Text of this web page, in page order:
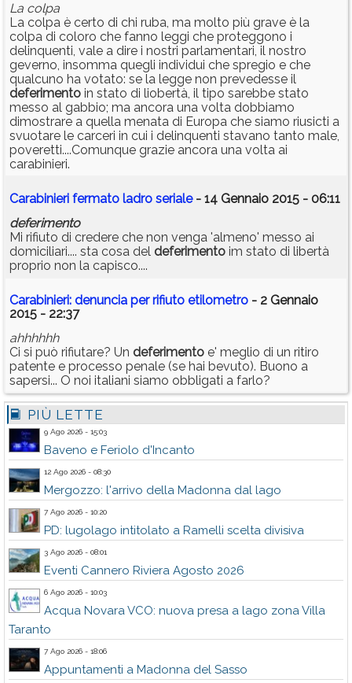
La colpa
La colpa è certo di chi ruba, ma molto più grave è la
colpa di coloro che fanno leggi che proteggono i
delinquenti, vale a dire i nostri parlamentari, il nostro
geverno, insomma quegli individui che spregio e che
qualcuno ha votato: se la legge non prevedesse il
deferimento in stato di liobertà, il tipo sarebbe stato
messo al gabbio; ma ancora una volta dobbiamo
dimostrare a quella menata di Europa che siamo riusicti a
svuotare le carceri in cui i delinquenti stavano tanto male,
poveretti....Comunque grazie ancora una volta ai
carabinieri.
Carabinieri fermato ladro seriale- 14 Gennaio 2015 - 06:11
deferimento
Mi rifiuto di credere che non venga 'almeno' messo ai
domiciliari.... sta cosa del deferimento im stato di libertà
proprio non la capisco....
Carabinieri: denuncia per rifiuto etilometro - 2 Gennaio
2015 - 22:37
ahhhhhh
Ci si può rifiutare? Un deferimento e' meglio di un ritiro
patente e processo penale (se hai bevuto). Buono a
sapersi... O noi italiani siamo obbligati a farlo?
PIÙ LETTE
9 Ago 2026 - 15:03
Baveno e Feriolo d'Incanto
12 Ago 2026 - 08:30
Mergozzo: l'arrivo della Madonna dal lago
7 Ago 2026 - 10:20
PD: lugolago intitolato a Ramelli scelta divisiva
3 Ago 2026 - 08:01
Eventi Cannero Riviera Agosto 2026
6 Ago 2026 - 10:03
Acqua Novara VCO: nuova presa a lago zona Villa
Taranto
7 Ago 2026 - 18:06
Appuntamenti a Madonna del Sasso